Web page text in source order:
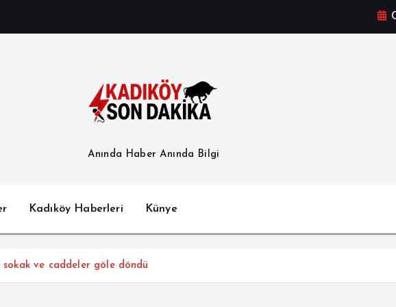
Anında Haber Anında Bilgi
Kadıköy Haberleri Künye
sokak ve caddeler göle döndü